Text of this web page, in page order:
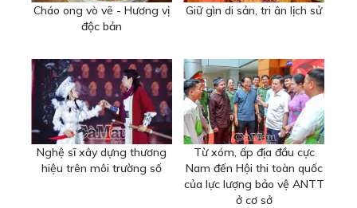
Cháo ong vò vẽ - Hương vị
độc bản
Giữ gìn di sản, tri ân lịch sử
Nghệ sĩ xây dựng thương
hiệu trên môi trường số
Từ xóm, ấp địa đầu cực
Nam đến Hội thi toàn quốc
của lực lượng bảo vệ ANTT
ở cơ sở